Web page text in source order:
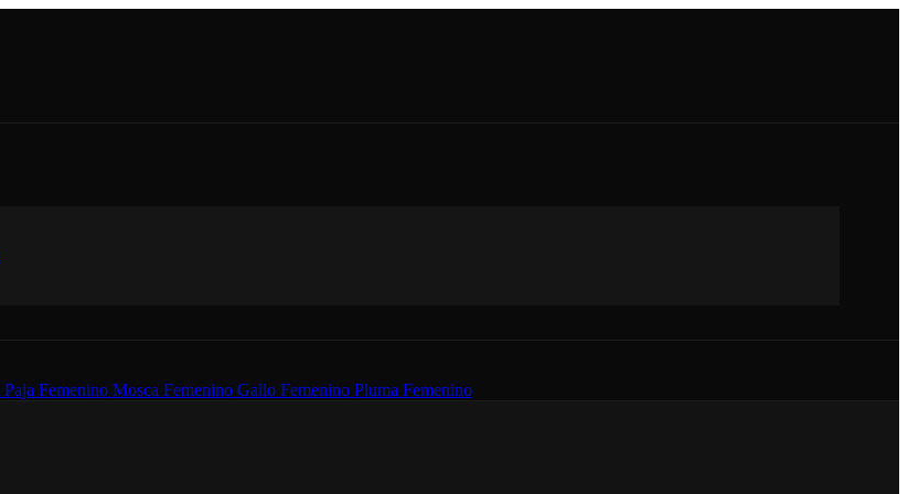
Paja Femenino Mosca Femenino Gallo Femenino Pluma Femenino